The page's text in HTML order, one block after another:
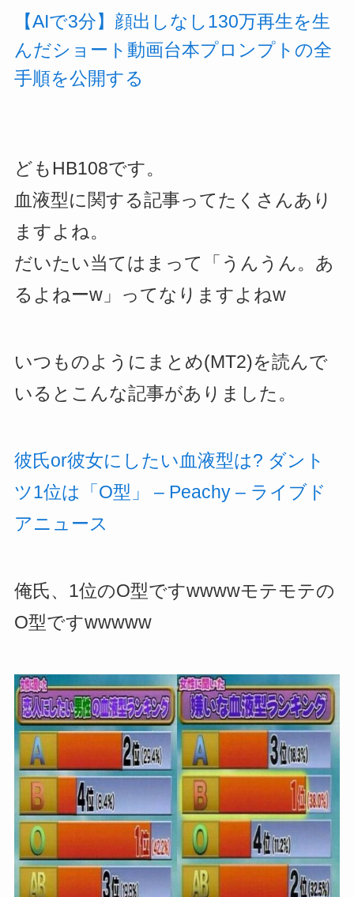
【AIで3分】顔出しなし130万再生を生
んだショート動画台本プロンプトの全
手順を公開する
どもHB108です。
血液型に関する記事ってたくさんあり
ますよね。
だいたい当てはまって「うんうん。あ
るよねーw」ってなりますよねw
いつものようにまとめ(MT2)を読んで
いるとこんな記事がありました。
彼氏or彼女にしたい血液型は? ダント
ツ1位は「O型」 – Peachy – ライブド
アニュース
俺氏、1位のO型ですwwwwモテモテの
O型ですwwwww